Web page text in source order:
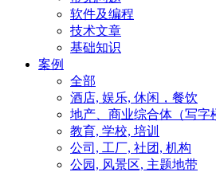
软件及编程
技术文章
基础知识
案例
全部
酒店, 娱乐, 休闲，餐饮
地产、商业综合体（写字
教育, 学校, 培训
公司, 工厂, 社团, 机构
公园, 风景区, 主题地带